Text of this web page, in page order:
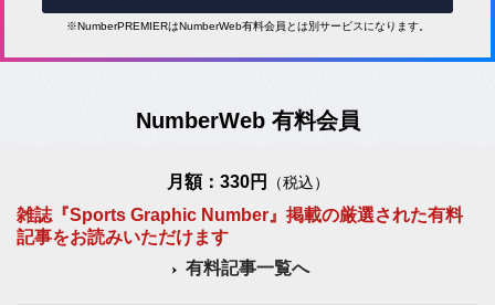
※NumberPREMIERはNumberWeb有料会員とは別サービスになります。
NumberWeb 有料会員
月額：330円 （税込）
雑誌『Sports Graphic Number』掲載の厳選された有料
記事をお読みいただけます
有料記事一覧へ